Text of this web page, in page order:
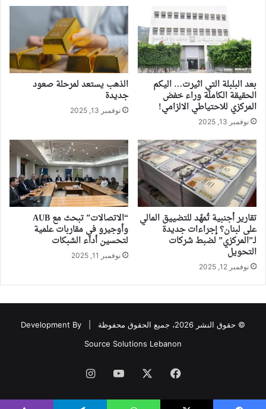
بعد البلبلة التي اثيرت… اليكم
الحقيقة الكاملة وراء خفض
المركزي للاحتياطي الالزامي!
نوفمبر 13, 2025
الذهب يستعد لمرحلة صعود
جديدة
نوفمبر 13, 2025
تقارير أجنبية تُمهّد للتضييق المالي
على لبنان؟ إجراءات جديدة
لـ”المركزي” لضبط شركات
التحويل
نوفمبر 12, 2025
“الاتصالات” تبحث مع AUB
وأوجيرو في مقاربات علمية
لتحسين أداء الشبكات
نوفمبر 11, 2025
© حقوق النشر 2026، جميع الحقوق محفوظة |
Development By
Source Solutions Lebanon
فيسبوك ‫YouTubeانستقرام